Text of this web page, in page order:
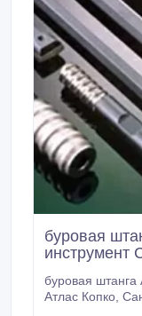
буровая
инструмент
буровая штанга Атлас
Атлас Копко, Сандвик Тамрок Импортные буровые